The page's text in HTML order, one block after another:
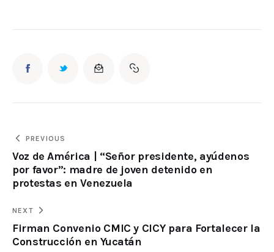
PREVIOUS
Voz de América | “Señor presidente, ayúdenos
por favor”: madre de joven detenido en
protestas en Venezuela
NEXT
Firman Convenio CMIC y CICY para Fortalecer la
Construcción en Yucatán